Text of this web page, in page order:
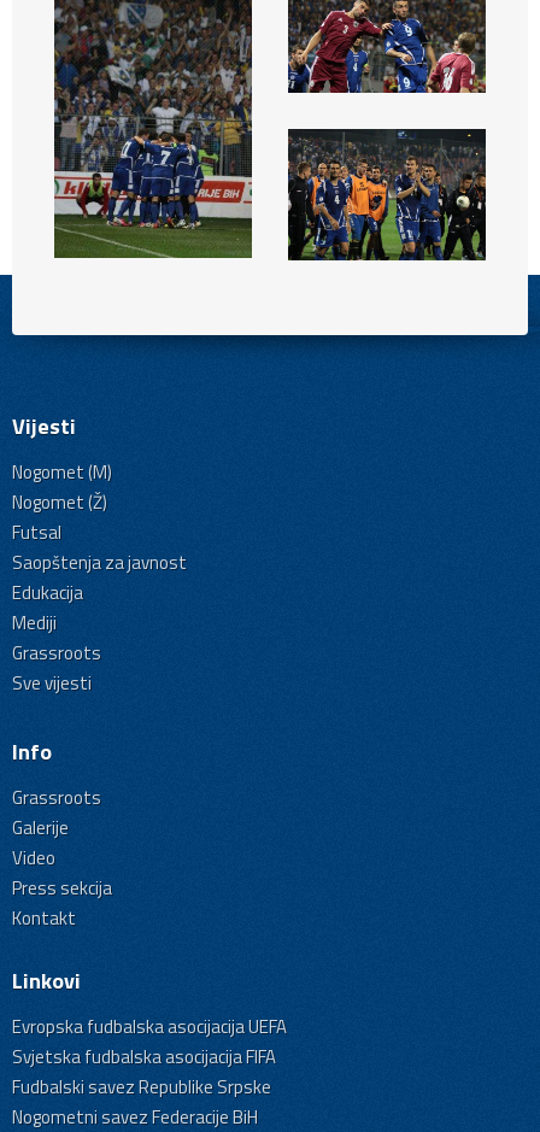
Vijesti
Nogomet (M)
Nogomet (Ž)
Futsal
Saopštenja za javnost
Edukacija
Mediji
Grassroots
Sve vijesti
Info
Grassroots
Galerije
Video
Press sekcija
Kontakt
Linkovi
Evropska fudbalska asocijacija UEFA
Svjetska fudbalska asocijacija FIFA
Fudbalski savez Republike Srpske
Nogometni savez Federacije BiH